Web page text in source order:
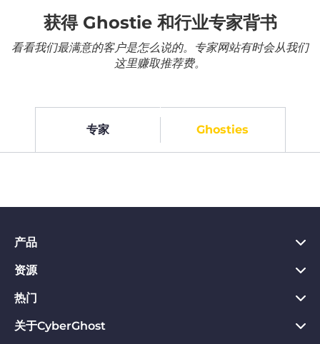
获得 Ghostie 和行业专家背书
看看我们最满意的客户是怎么说的。专家网站有时会从我们
这里赚取推荐费。
专家 Ghosties
产品
PC VPN应用
Chrome VPN应用
Mac VPN应用
资源
VPN是什么
Privacy Hub
热门
CyberGhost VPN评价
关于CyberGhost